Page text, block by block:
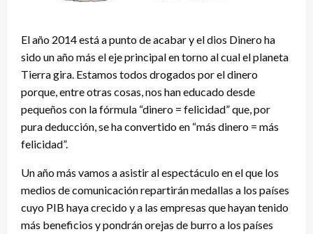
El año 2014 está a punto de acabar y el dios Dinero ha
sido un año más el eje principal en torno al cual el planeta
Tierra gira. Estamos todos drogados por el dinero
porque, entre otras cosas, nos han educado desde
pequeños con la fórmula “dinero = felicidad” que, por
pura deducción, se ha convertido en “más dinero = más
felicidad”.
Un año más vamos a asistir al espectáculo en el que los
medios de comunicación repartirán medallas a los países
cuyo PIB haya crecido y a las empresas que hayan tenido
más beneficios y pondrán orejas de burro a los países